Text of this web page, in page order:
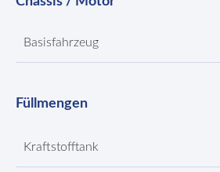
Basisfahrzeug
Füllmengen
Kraftstofftank